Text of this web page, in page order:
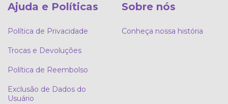
Ajuda e Políticas
Política de Privacidade
Trocas e Devoluções
Política de Reembolso
Exclusão de Dados do
Usuário
Sobre nós
Conheça nossa história